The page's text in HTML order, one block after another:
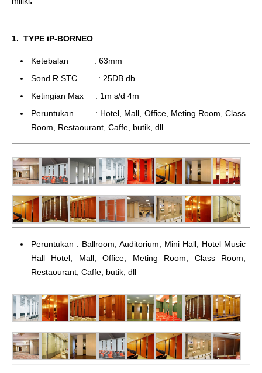
1. TYPE iP-BORNEO
Ketebalan : 63mm
Sond R.STC : 25DB db
Ketingian Max : 1m s/d 4m
Peruntukan : Hotel, Mall, Office, Meting Room, Class
Room, Restaourant, Caffe, butik, dll
Peruntukan : Ballroom, Auditorium, Mini Hall, Hotel Music
Hall Hotel, Mall, Office, Meting Room, Class Room,
Restaourant, Caffe, butik, dll